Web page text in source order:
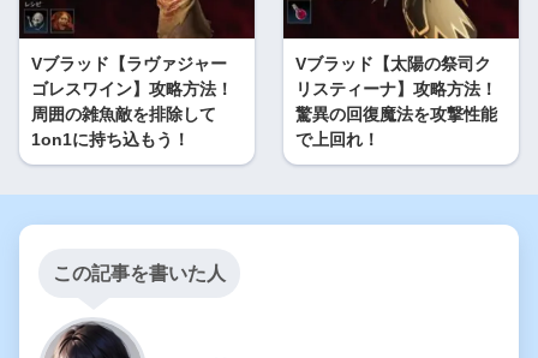
Vブラッド【ラヴァジャー
ゴレスワイン】攻略方法！
周囲の雑魚敵を排除して
1on1に持ち込もう！
Vブラッド【太陽の祭司ク
リスティーナ】攻略方法！
驚異の回復魔法を攻撃性能
で上回れ！
この記事を書いた人